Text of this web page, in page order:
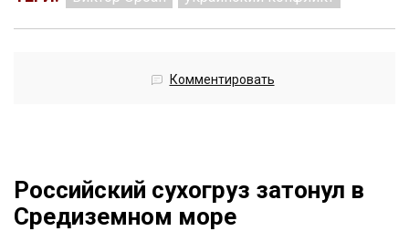
Комментировать
Российский сухогруз затонул в
Средиземном море